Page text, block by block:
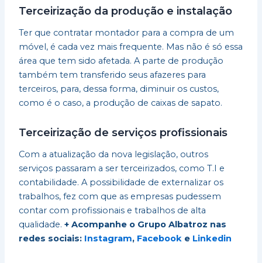
Terceirização da produção e instalação
Ter que contratar montador para a compra de um
móvel, é cada vez mais frequente. Mas não é só essa
área que tem sido afetada. A parte de produção
também tem transferido seus afazeres para
terceiros, para, dessa forma, diminuir os custos,
como é o caso, a produção de caixas de sapato.
Terceirização de serviços profissionais
Com a atualização da nova legislação, outros
serviços passaram a ser terceirizados, como T.I e
contabilidade. A possibilidade de externalizar os
trabalhos, fez com que as empresas pudessem
contar com profissionais e trabalhos de alta
qualidade.+ Acompanhe o Grupo Albatroz nas
redes sociais: Instagram, Facebook e Linkedin